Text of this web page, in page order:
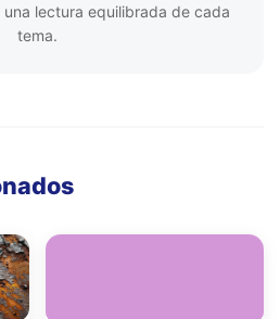
lectura equilibrada de cada
tema.